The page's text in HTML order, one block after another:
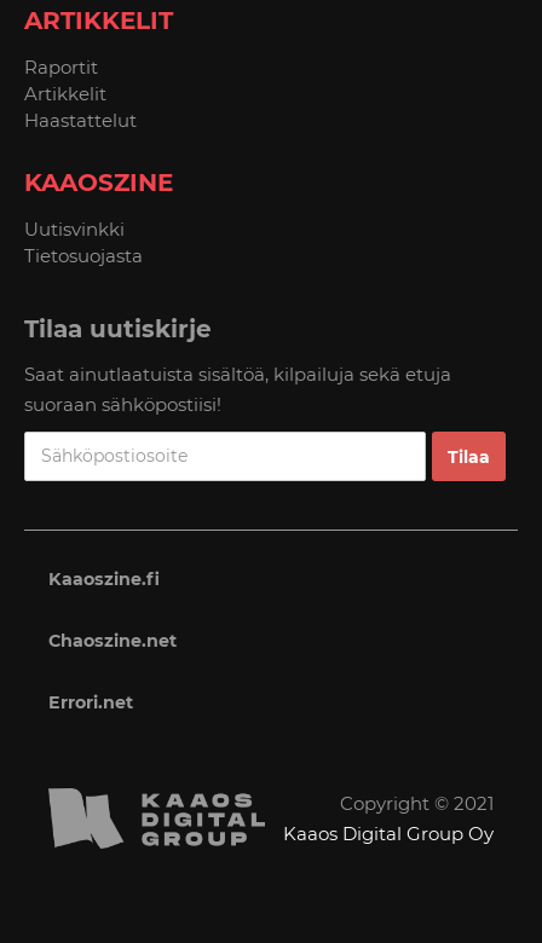
ARTIKKELIT
Raportit
Artikkelit
Haastattelut
KAAOSZINE
Uutisvinkki
Tietosuojasta
Tilaa uutiskirje
Saat ainutlaatuista sisältöä, kilpailuja sekä etuja
suoraan sähköpostiisi!
Kaaoszine.fi
Chaoszine.net
Errori.net
Copyright © 2021
Kaaos Digital Group Oy